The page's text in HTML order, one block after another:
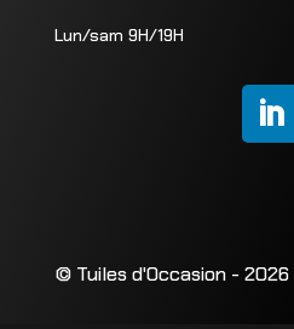
Lun/sam 9H/19H
© Tuiles d'Occasion -